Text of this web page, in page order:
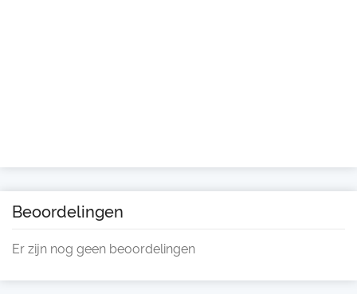
Beoordelingen
Er zijn nog geen beoordelingen